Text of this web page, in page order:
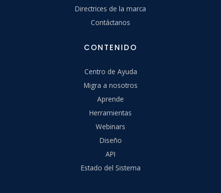
Directrices de la marca
Contáctanos
CONTENIDO
Centro de Ayuda
Migra a nosotros
Aprende
Herramientas
Webinars
Diseño
API
Estado del Sistema